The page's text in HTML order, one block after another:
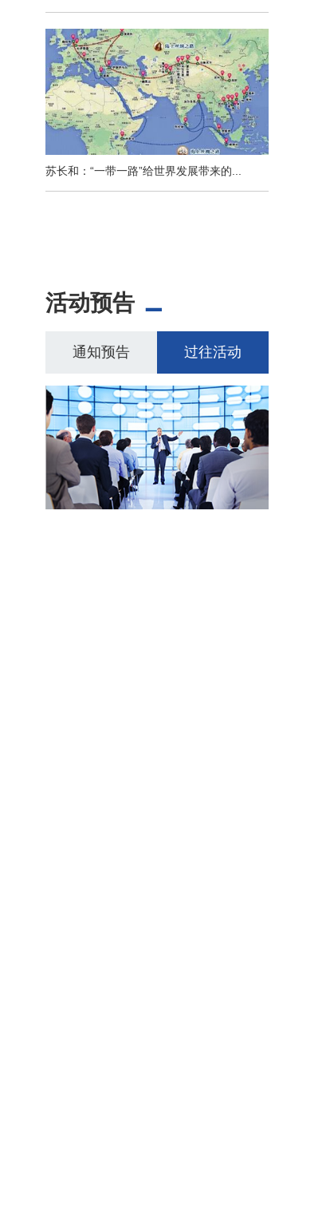
苏长和：“一带一路”给世界发展带来的...
活动预告
通知预告 过往活动